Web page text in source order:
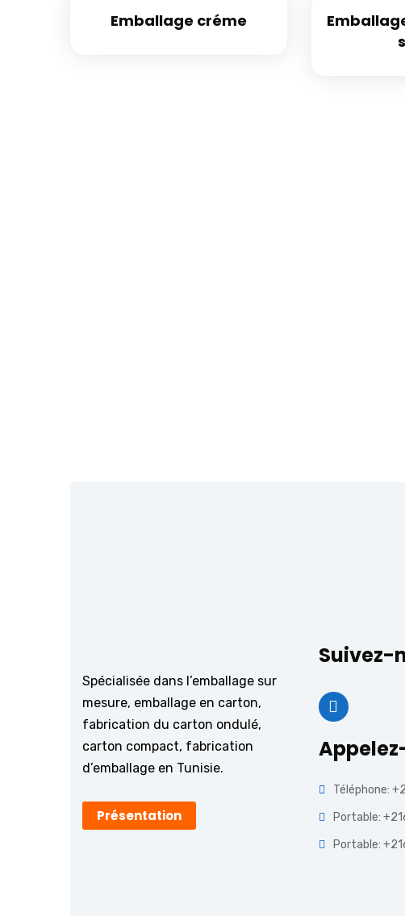
Emballage créme
Spécialisée dans l’emballage sur
mesure, emballage en carton,
fabrication du carton ondulé,
carton compact, fabrication
d’emballage en Tunisie.
Présentation
Suivez-
Téléphone:
Portable:
Portable: